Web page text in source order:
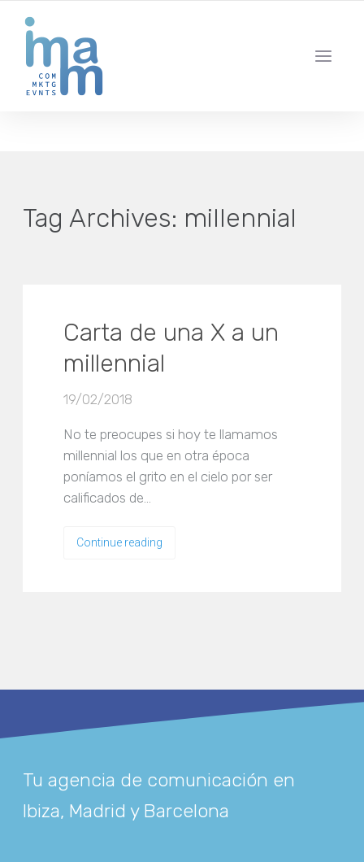
IBIZA · MADRID · BARCELONA
Tag Archives: millennial
Carta de una X a un
millennial
19/02/2018
No te preocupes si hoy te llamamos
millennial los que en otra época
poníamos el grito en el cielo por ser
calificados de…
Continue reading
Tu agencia de comunicación en
Ibiza, Madrid y Barcelona